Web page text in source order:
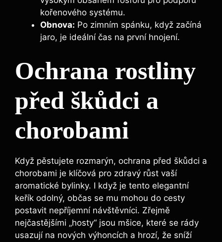
kořenového systému.
Obnova: Po zimním spánku,‍ když začíná
jaro, je ideální čas na první ‍hnojení.
Ochrana rostliny
před škůdci ‍a‍
chorobami
Když pěstujete rozmarýn, ochrana⁤ před škůdci a
chorobami je klíčová pro ⁤zdravý růst ‌vaší
aromatické bylinky. I ⁣když je tento elegantní
keřík odolný, občas‌ se mu mohou do cesty
postavit nepříjemní návštěvníci. Zřejmě
nejčastějšími „hosty“ jsou mšice, které se ‌rády
usazují na nových ⁢výhoncích a hrozí, že ⁤sníží